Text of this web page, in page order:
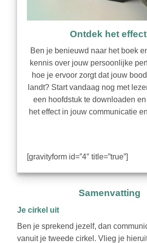
Ontdek het
Ben je benieuwd naar het boek
kennis over jouw persoonlijke
hoe je ervoor zorgt dat jouw
landt? Start vandaag nog met
een hoofdstuk te downloaden
het effect in jouw communicatie
[gravityform id=”4″ title=”true”]
Samenvatting
Je cirkel uit
Ben je sprekend jezelf, dan
vanuit je tweede cirkel. Vlieg je